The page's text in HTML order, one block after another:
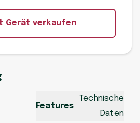
Gerät verkaufen
Features
Technische
Daten